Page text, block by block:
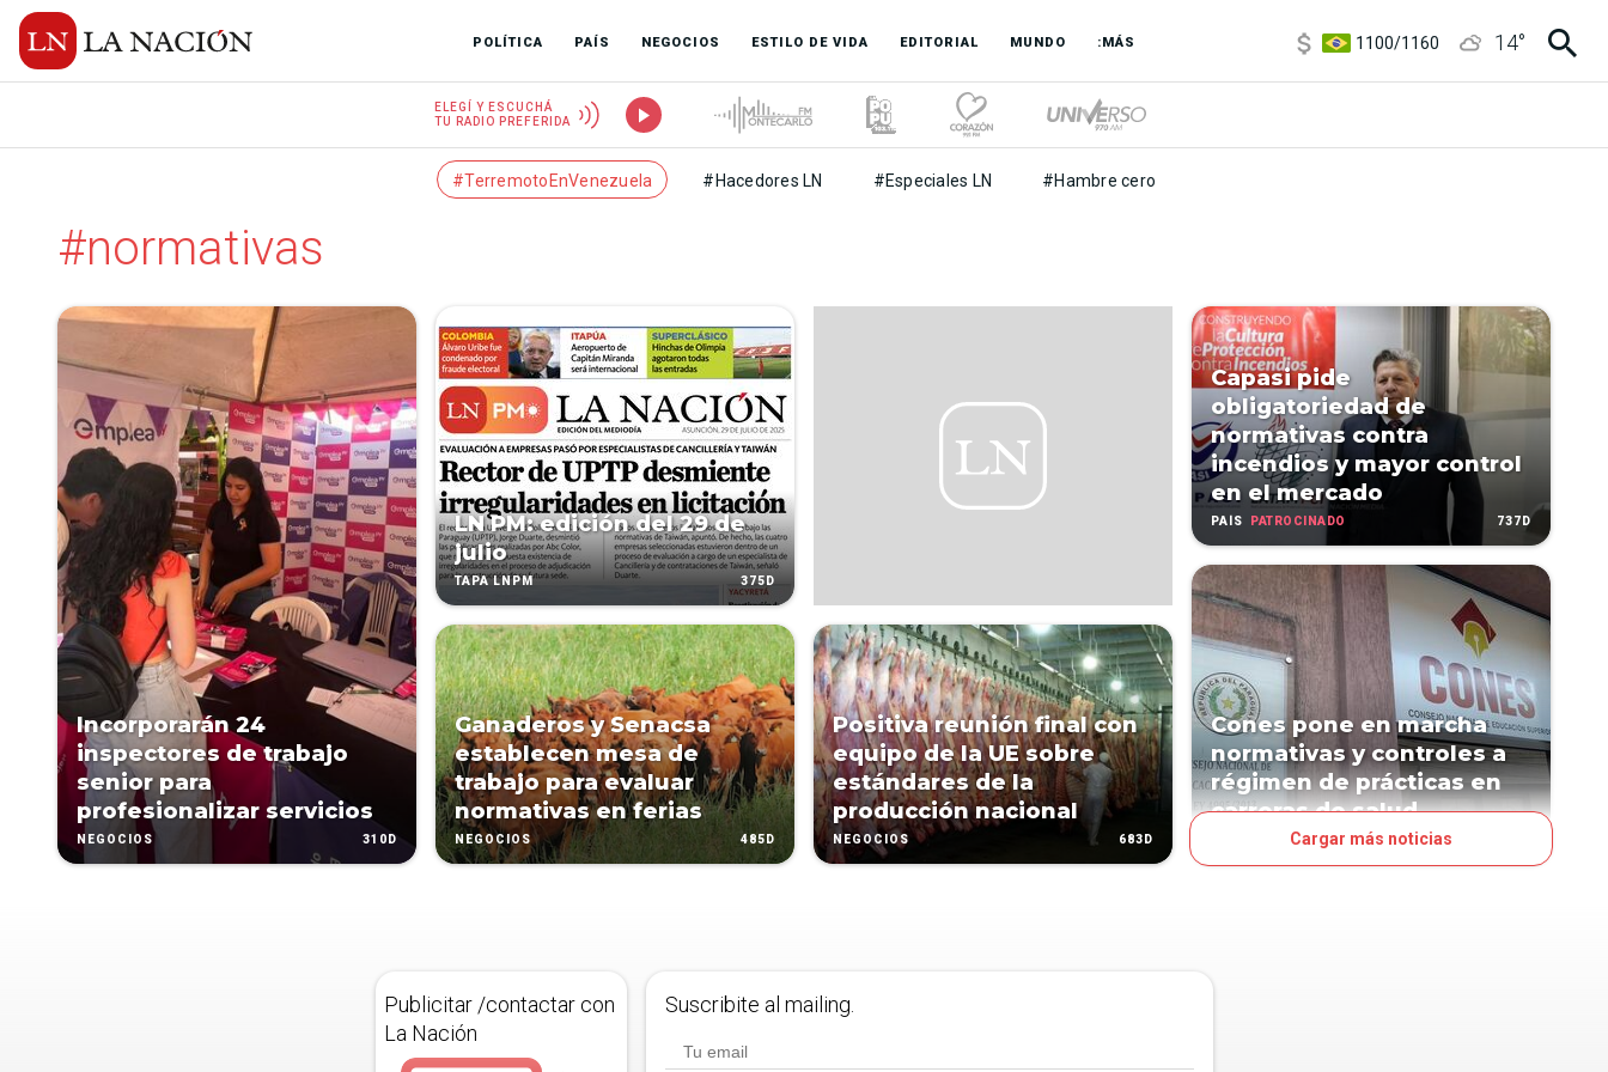
POLÍTICA PAÍS NEGOCIOS ESTILO DE VIDA EDITORIAL MUNDO :MÁS
1100/1160
14°
ELEGÍ Y ESCUCHÁ
TU RADIO PREFERIDA
#TerremotoEnVenezuela #Hacedores LN #Especiales LN #Hambre cero
#normativas
Incorporarán 24
inspectores de trabajo
senior para
profesionalizar servicios
NEGOCIOS 310D
LN PM: edición del 29 de
julio
TAPA LNPM 375D
Ganaderos y Senacsa
establecen mesa de
trabajo para evaluar
normativas en ferias
NEGOCIOS 485D
Positiva reunión final con
equipo de la UE sobre
estándares de la
producción nacional
NEGOCIOS 683D
Capasi pide
obligatoriedad de
normativas contra
incendios y mayor control
en el mercado
PAÍS PATROCINADO 737D
Cones pone en marcha
normativas y controles a
régimen de prácticas en
carreras de salud
Cargar más noticias
Publicitar /contactar con
La Nación
Suscribite al mailing.